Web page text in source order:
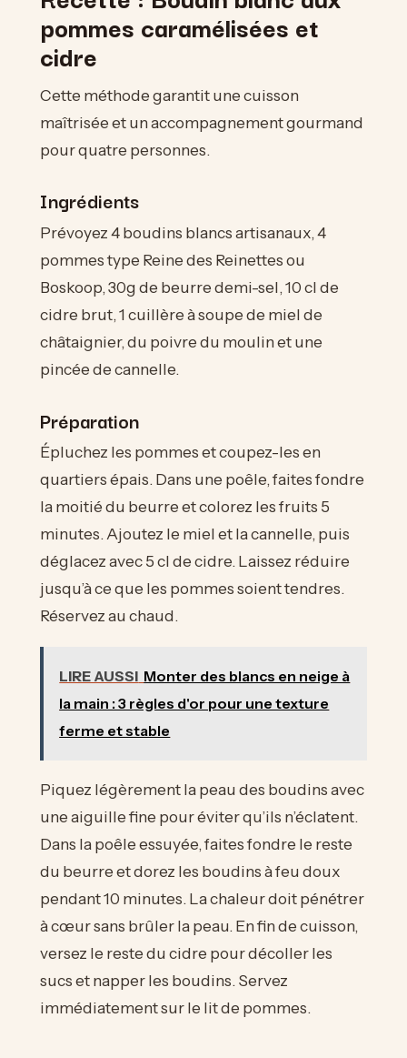
pommes caramélisées et
cidre
Cette méthode garantit une cuisson
maîtrisée et un accompagnement gourmand
pour quatre personnes.
Ingrédients
Prévoyez 4 boudins blancs artisanaux, 4
pommes type Reine des Reinettes ou
Boskoop, 30g de beurre demi-sel, 10 cl de
cidre brut, 1 cuillère à soupe de miel de
châtaignier, du poivre du moulin et une
pincée de cannelle.
Préparation
Épluchez les pommes et coupez-les en
quartiers épais. Dans une poêle, faites fondre
la moitié du beurre et colorez les fruits 5
minutes. Ajoutez le miel et la cannelle, puis
déglacez avec 5 cl de cidre. Laissez réduire
jusqu’à ce que les pommes soient tendres.
Réservez au chaud.
LIRE AUSSI Monter des blancs en neige à
la main : 3 règles d'or pour une texture
ferme et stable
Piquez légèrement la peau des boudins avec
une aiguille fine pour éviter qu’ils n’éclatent.
Dans la poêle essuyée, faites fondre le reste
du beurre et dorez les boudins à feu doux
pendant 10 minutes. La chaleur doit pénétrer
à cœur sans brûler la peau. En fin de cuisson,
versez le reste du cidre pour décoller les
sucs et napper les boudins. Servez
immédiatement sur le lit de pommes.